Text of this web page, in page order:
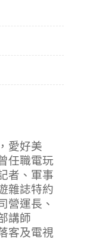
愛好美
任職電玩
者、軍事
雜誌特約
營運長、
講師
客及電視